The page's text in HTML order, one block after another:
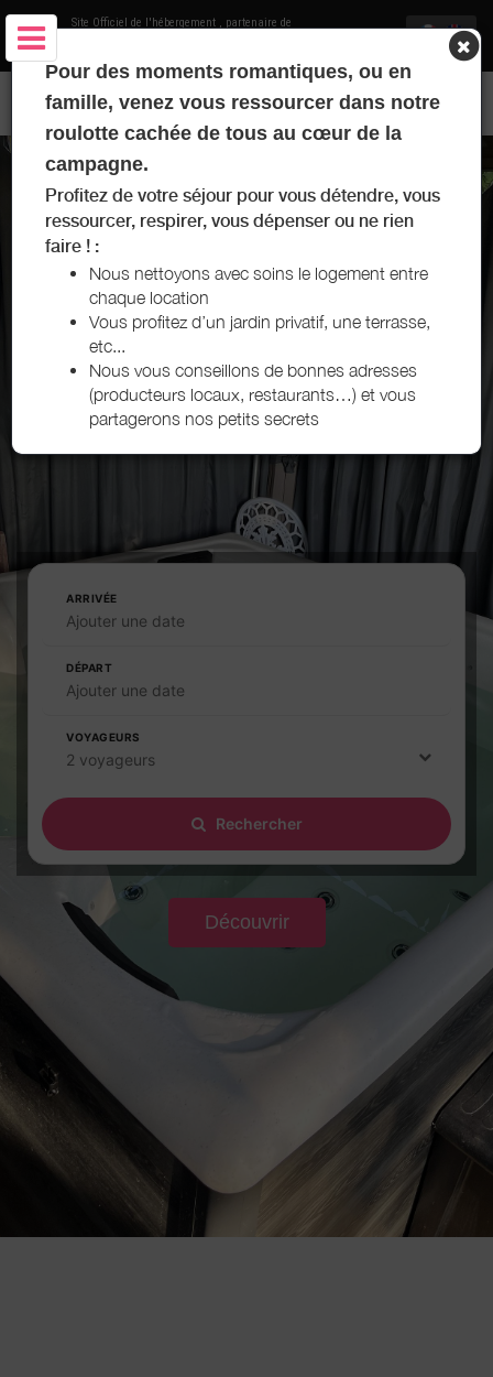
Site Officiel de l'hébergement , partenaire de
ROUL'HÔTES EVASION - CLAMEREY
Pour des moments romantiques, ou en
famille, venez vous ressourcer dans notre
roulotte cachée de tous au cœur de la
campagne.
Profitez de votre séjour pour vous détendre, vous
ressourcer, respirer, vous dépenser ou ne rien
faire ! :
Nous nettoyons avec soins le logement entre
chaque location
Vous profitez d’un jardin privatif, une terrasse,
etc...
Nous vous conseillons de bonnes adresses
(producteurs locaux, restaurants…) et vous
partagerons nos petits secrets
ARRIVÉE
Ajouter une date
DÉPART
Ajouter une date
VOYAGEURS
2 voyageurs
Rechercher
Découvrir